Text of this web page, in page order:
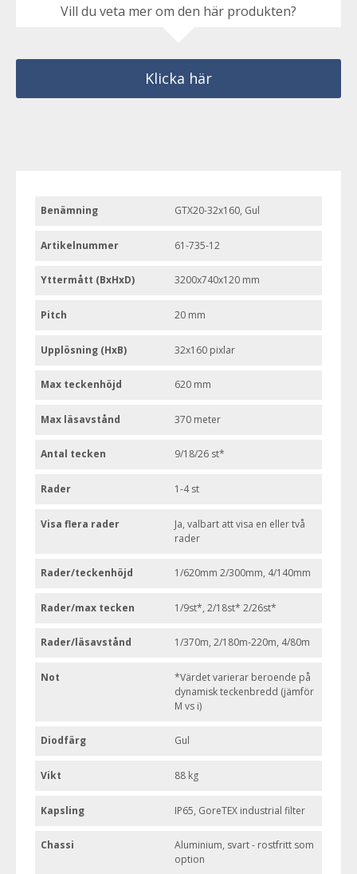
Vill du veta mer om den här produkten?
Klicka här
Benämning GTX20-32x160, Gul
Artikelnummer 61-735-12
Yttermått (BxHxD) 3200x740x120 mm
Pitch 20 mm
Upplösning (HxB) 32x160 pixlar
Max teckenhöjd 620 mm
Max läsavstånd 370 meter
Antal tecken 9/18/26 st*
Rader 1-4 st
Visa flera rader
Ja, valbart att visa en eller två
rader
Rader/teckenhöjd 1/620mm 2/300mm, 4/140mm
Rader/max tecken 1/9st*, 2/18st* 2/26st*
Rader/läsavstånd 1/370m, 2/180m-220m, 4/80m
Not
*Värdet varierar beroende på
dynamisk teckenbredd (jämför
M vs i)
Diodfärg Gul
Vikt 88 kg
Kapsling IP65, GoreTEX industrial filter
Chassi
Aluminium, svart - rostfritt som
option